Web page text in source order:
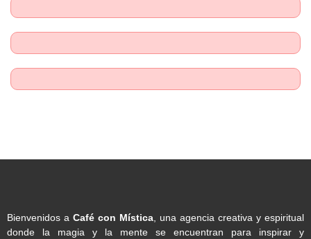
Bienvenidos a Café con Mística, una agencia creativa y espiritual
donde la magia y la mente se encuentran para inspirar y